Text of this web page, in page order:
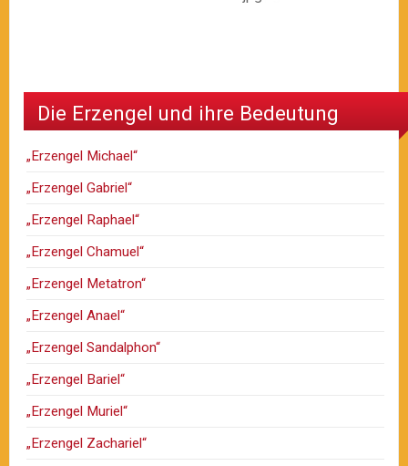
Die Erzengel und ihre Bedeutung
„Erzengel Michael“
„Erzengel Gabriel“
„Erzengel Raphael“
„Erzengel Chamuel“
„Erzengel Metatron“
„Erzengel Anael“
„Erzengel Sandalphon“
„Erzengel Bariel“
„Erzengel Muriel“
„Erzengel Zachariel“